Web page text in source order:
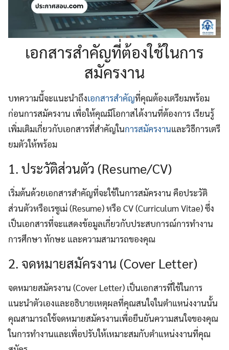
เอกสารสำคัญที่ต้องใช้ในการ
สมัครงาน
บทความนี้จะแนะนำถึงเอกสารสำคัญที่คุณต้องเตรียมพร้อม
ก่อนการสมัครงาน เพื่อให้คุณมีโอกาสได้งานที่ต้องการ เรียนรู้
เพิ่มเติมเกี่ยวกับเอกสารที่สำคัญในการสมัครงานและวิธีการเตรี
ยมตัวให้พร้อม
1. ประวัติส่วนตัว (Resume/CV)
เริ่มต้นด้วยเอกสารสำคัญที่จะใช้ในการสมัครงาน คือประวัติ
ส่วนตัวหรือเรซูเม่ (Resume) หรือ CV (Curriculum Vitae) ซึ่ง
เป็นเอกสารที่จะแสดงข้อมูลเกี่ยวกับประสบการณ์การทำงาน
การศึกษา ทักษะ และความสามารถของคุณ
2. จดหมายสมัครงาน (Cover Letter)
จดหมายสมัครงาน (Cover Letter) เป็นเอกสารที่ใช้ในการ
แนะนำตัวเองและอธิบายเหตุผลที่คุณสนใจในตำแหน่งงานนั้น
คุณสามารถใช้จดหมายสมัครงานเพื่อยืนยันความสนใจของคุณ
ในการทำงานและเพื่อปรับให้เหมาะสมกับตำแหน่งงานที่คุณ